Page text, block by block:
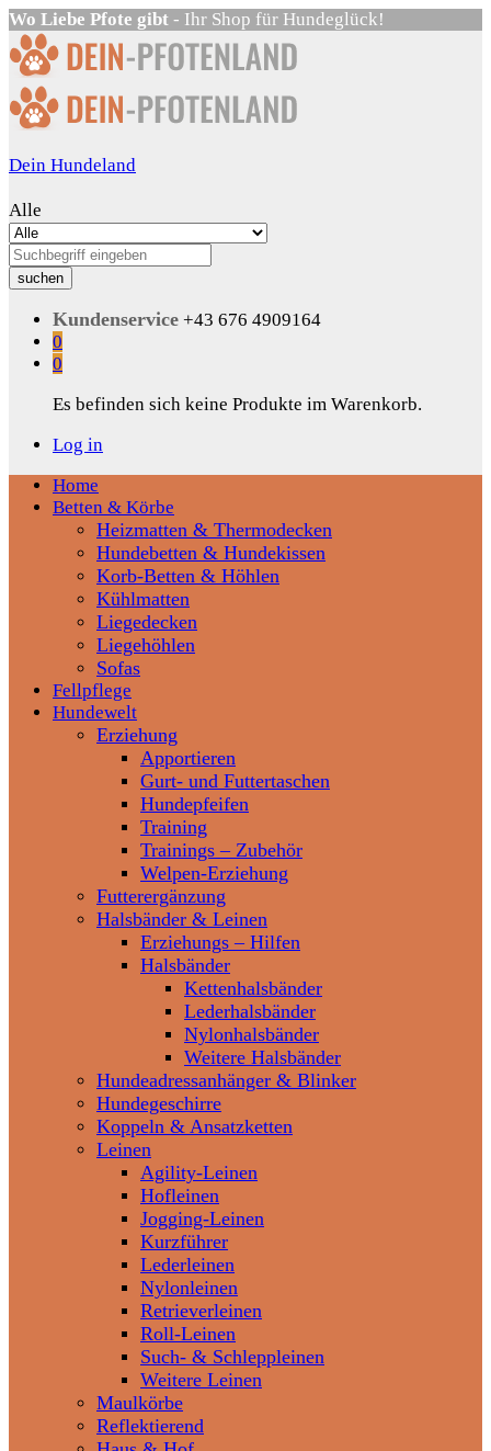
Wo Liebe Pfote gibt - Ihr Shop für Hundeglück!
Dein Hundeland
Alle
suchen
Kundenservice +43 676 4909164
0
0
Es befinden sich keine Produkte im Warenkorb.
Log in
Home
Betten & Körbe
Heizmatten & Thermodecken
Hundebetten & Hundekissen
Korb-Betten & Höhlen
Kühlmatten
Liegedecken
Liegehöhlen
Sofas
Fellpflege
Hundewelt
Erziehung
Apportieren
Gurt- und Futtertaschen
Hundepfeifen
Training
Trainings – Zubehör
Welpen-Erziehung
Futterergänzung
Halsbänder & Leinen
Erziehungs – Hilfen
Halsbänder
Kettenhalsbänder
Lederhalsbänder
Nylonhalsbänder
Weitere Halsbänder
Hundeadressanhänger & Blinker
Hundegeschirre
Koppeln & Ansatzketten
Leinen
Agility-Leinen
Hofleinen
Jogging-Leinen
Kurzführer
Lederleinen
Nylonleinen
Retrieverleinen
Roll-Leinen
Such- & Schleppleinen
Weitere Leinen
Maulkörbe
Reflektierend